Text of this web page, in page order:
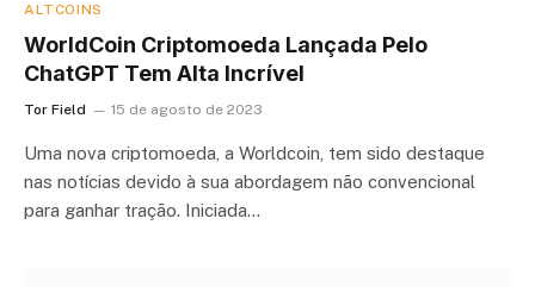
ALTCOINS
WorldCoin Criptomoeda Lançada Pelo
ChatGPT Tem Alta Incrível
Tor Field 15 de agosto de 2023
Uma nova criptomoeda, a Worldcoin, tem sido destaque
nas notícias devido à sua abordagem não convencional
para ganhar tração. Iniciada…